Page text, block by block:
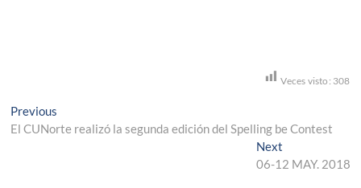
Veces visto: 308
Navegación
de
Previous
post:
El CUNorte realizó la segunda edición del Spelling be Contest
NextNext
post:
06-12 MAY. 2018